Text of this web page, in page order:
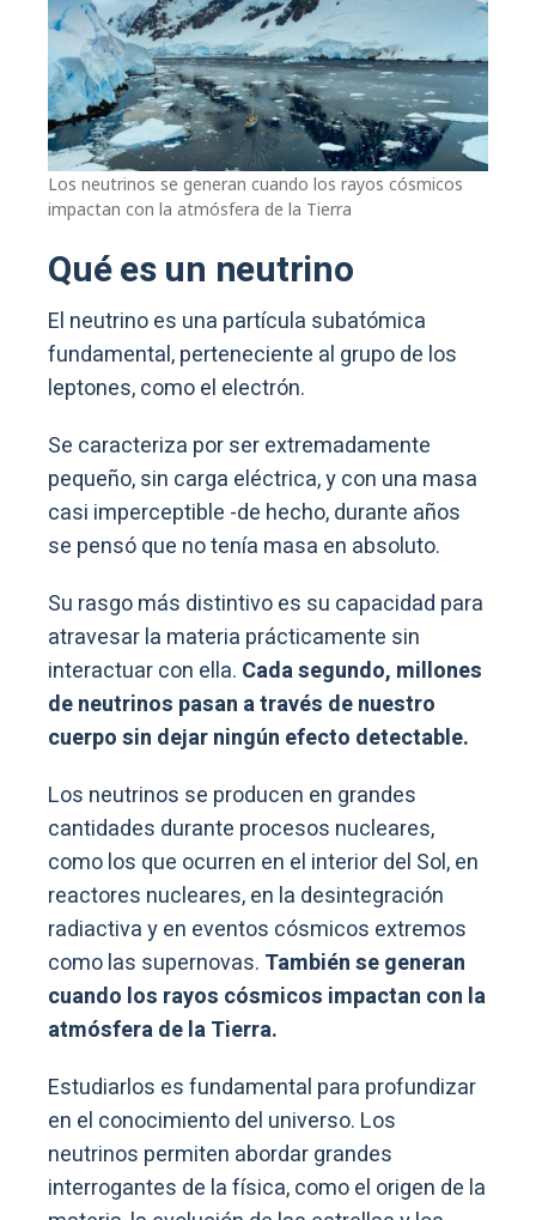
Los neutrinos se generan cuando los rayos cósmicos
impactan con la atmósfera de la Tierra
Qué es un neutrino
El neutrino es una partícula subatómica
fundamental, perteneciente al grupo de los
leptones, como el electrón.
Se caracteriza por ser extremadamente
pequeño, sin carga eléctrica, y con una masa
casi imperceptible -de hecho, durante años
se pensó que no tenía masa en absoluto.
Su rasgo más distintivo es su capacidad para
atravesar la materia prácticamente sin
interactuar con ella. Cada segundo, millones
de neutrinos pasan a través de nuestro
cuerpo sin dejar ningún efecto detectable.
Los neutrinos se producen en grandes
cantidades durante procesos nucleares,
como los que ocurren en el interior del Sol, en
reactores nucleares, en la desintegración
radiactiva y en eventos cósmicos extremos
como las supernovas. También se generan
cuando los rayos cósmicos impactan con la
atmósfera de la Tierra.
Estudiarlos es fundamental para profundizar
en el conocimiento del universo. Los
neutrinos permiten abordar grandes
interrogantes de la física, como el origen de la